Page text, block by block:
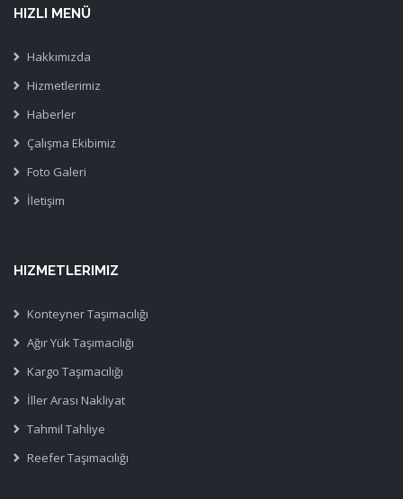
HIZLI MENÜ
Hakkımızda
Hizmetlerimiz
Haberler
Çalışma Ekibimiz
Foto Galeri
İletişim
HIZMETLERIMIZ
Konteyner Taşımacılığı
Ağır Yük Taşımacılığı
Kargo Taşımacılığı
İller Arası Nakliyat
Tahmil Tahliye
Reefer Taşımacılığı